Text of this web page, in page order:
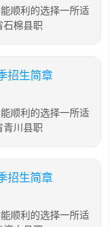
顺利的选择一所适
石棉县职
招生简章
顺利的选择一所适
青川县职
招生简章
顺利的选择一所适